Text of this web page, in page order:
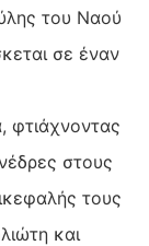
του Ναού
σε έναν
φτιάχνοντας
στους
τους
και